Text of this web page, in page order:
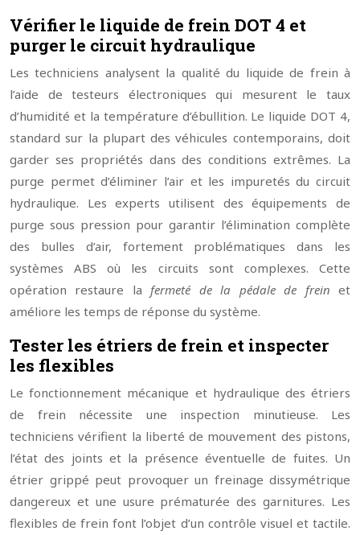
Vérifier le liquide de frein DOT 4 et
purger le circuit hydraulique
Les techniciens analysent la qualité du liquide de frein à
l’aide de testeurs électroniques qui mesurent le taux
d’humidité et la température d’ébullition. Le liquide DOT 4,
standard sur la plupart des véhicules contemporains, doit
garder ses propriétés dans des conditions extrêmes. La
purge permet d’éliminer l’air et les impuretés du circuit
hydraulique. Les experts utilisent des équipements de
purge sous pression pour garantir l’élimination complète
des bulles d’air, fortement problématiques dans les
systèmes ABS où les circuits sont complexes. Cette
opération restaure lafermeté de la pédale de freinet
améliore les temps de réponse du système.
Tester les étriers de frein et inspecter
les flexibles
Le fonctionnement mécanique et hydraulique des étriers
de frein nécessite une inspection minutieuse. Les
techniciens vérifient la liberté de mouvement des pistons,
l’état des joints et la présence éventuelle de fuites. Un
étrier grippé peut provoquer un freinage dissymétrique
dangereux et une usure prématurée des garnitures. Les
flexibles de frein font l’objet d’un contrôle visuel et tactile.